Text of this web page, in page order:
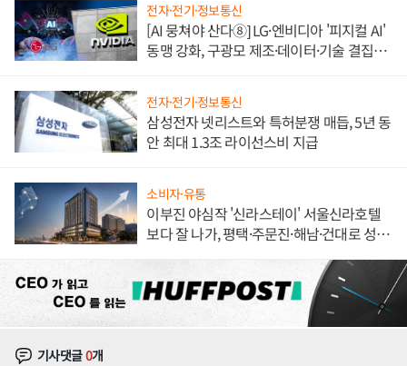
전자·전기·정보통신
[AI 뭉쳐야 산다⑧] LG·엔비디아 '피지컬 AI'
동맹 강화, 구광모 제조·데이터·기술 결집
전자·전기·정보통신
삼성전자 넷리스트와 특허분쟁 매듭, 5년 동
안 최대 1.3조 라이선스비 지급
소비자·유통
이부진 야심작 '신라스테이' 서울신라호텔
보다 잘 나가, 평택·주문진·해남·건대로 성
기사댓글0개